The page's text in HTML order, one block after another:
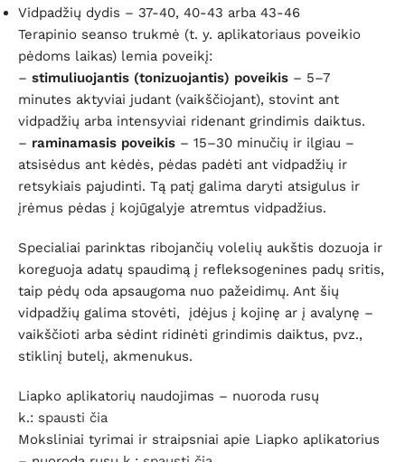
Vidpadžių dydis – 37-40, 40-43 arba 43-46
Terapinio seanso trukmė (t. y. aplikatoriaus poveikio
pėdoms laikas) lemia poveikį:
– stimuliuojantis (tonizuojantis) poveikis – 5–7
minutes aktyviai judant (vaikščiojant), stovint ant
vidpadžių arba intensyviai ridenant grindimis daiktus.
– raminamasis poveikis – 15–30 minučių ir ilgiau –
atsisėdus ant kėdės, pėdas padėti ant vidpadžių ir
retsykiais pajudinti. Tą patį galima daryti atsigulus ir
įrėmus pėdas į kojūgalyje atremtus vidpadžius.
Specialiai parinktas ribojančių volelių aukštis dozuoja ir
koreguoja adatų spaudimą į refleksogenines padų sritis,
taip pėdų oda apsaugoma nuo pažeidimų. Ant šių
vidpadžių galima stovėti, įdėjus į kojinę ar į avalynę –
vaikščioti arba sėdint ridinėti grindimis daiktus, pvz.,
stiklinį butelį, akmenukus.
Liapko aplikatorių naudojimas – nuoroda rusų
k.: spausti čia
Moksliniai tyrimai ir straipsniai apie Liapko aplikatorius